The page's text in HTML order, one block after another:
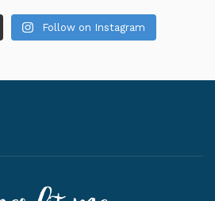
Follow on Instagram